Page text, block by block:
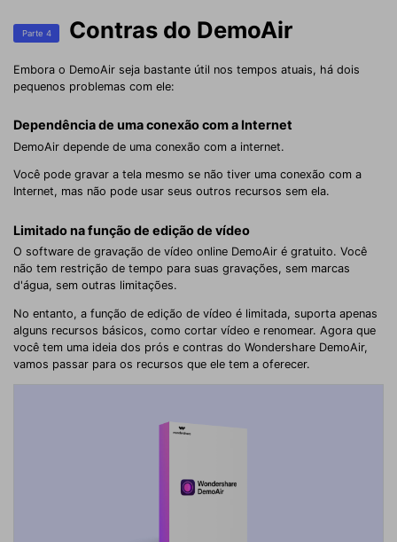
Parte 4 Contras do DemoAir
Embora o DemoAir seja bastante útil nos tempos atuais, há dois
pequenos problemas com ele:
Dependência de uma conexão com a Internet
DemoAir depende de uma conexão com a internet.
Você pode gravar a tela mesmo se não tiver uma conexão com a
Internet, mas não pode usar seus outros recursos sem ela.
Limitado na função de edição de vídeo
O software de gravação de vídeo online DemoAir é gratuito. Você
não tem restrição de tempo para suas gravações, sem marcas
d'água, sem outras limitações.
No entanto, a função de edição de vídeo é limitada, suporta apenas
alguns recursos básicos, como cortar vídeo e renomear. Agora que
você tem uma ideia dos prós e contras do Wondershare DemoAir,
vamos passar para os recursos que ele tem a oferecer.